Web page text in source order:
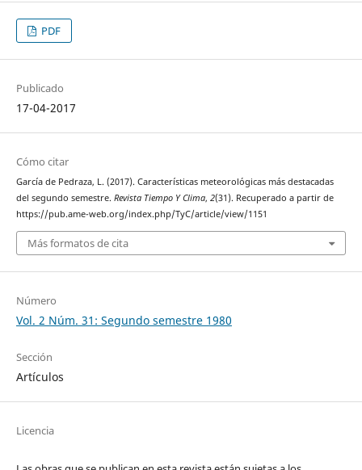
PDF
Publicado
17-04-2017
Cómo citar
García de Pedraza, L. (2017). Características meteorológicas más destacadas
del segundo semestre. Revista Tiempo Y Clima, 2(31). Recuperado a partir de
https://pub.ame-web.org/index.php/TyC/article/view/1151
Más formatos de cita
Número
Vol. 2 Núm. 31: Segundo semestre 1980
Sección
Artículos
Licencia